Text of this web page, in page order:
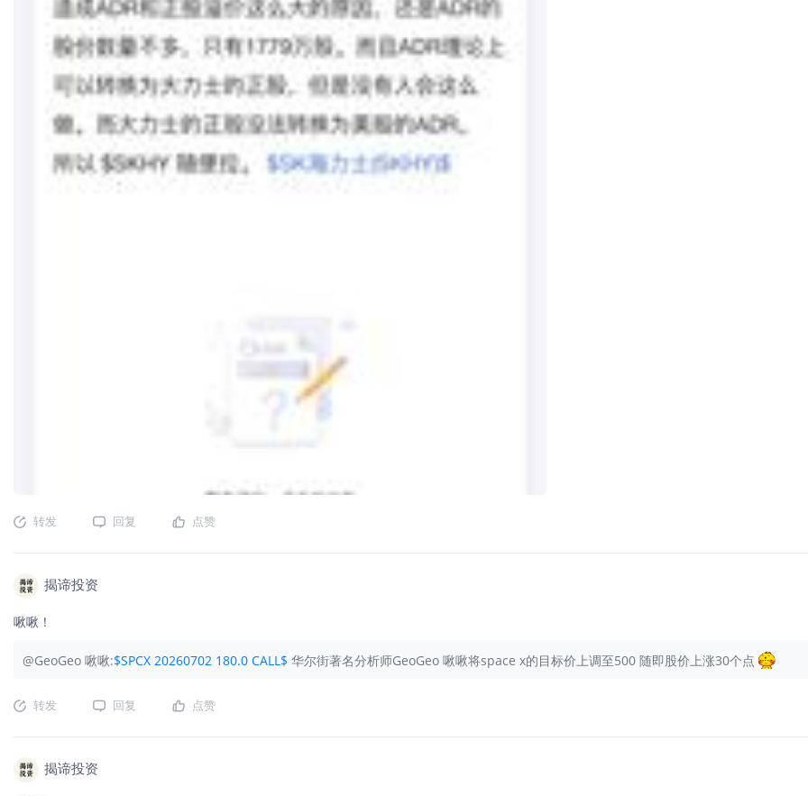
转发 回复 点赞
揭谛投资
啾啾！
@GeoGeo 啾啾:$SPCX 20260702 180.0 CALL$ 华尔街著名分析师GeoGeo 啾啾将space x的目标价上调至500 随即股价上涨30个点
转发 回复 点赞
揭谛投资